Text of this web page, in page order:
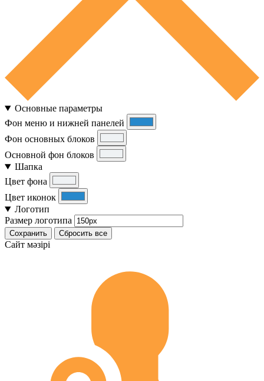
Основные параметры
Фон меню и нижней панелей
Фон основных блоков
Основной фон блоков
Шапка
Цвет фона
Цвет иконок
Логотип
Размер логотипа
Сохранить Сбросить все
Cайт мәзірі